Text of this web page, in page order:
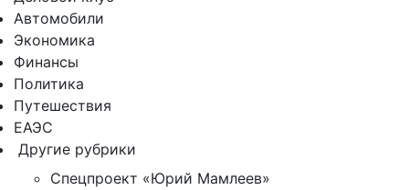
Автомобили
Экономика
Финансы
Политика
Путешествия
ЕАЭС
Другие рубрики
Спецпроект «Юрий Мамлеев»